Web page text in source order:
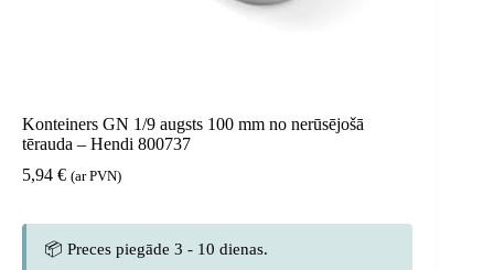
Konteiners GN 1/9 augsts 100 mm no nerūsējošā
tērauda – Hendi 800737
5,94 € (ar PVN)
📦 Preces piegāde 3 - 10 dienas.